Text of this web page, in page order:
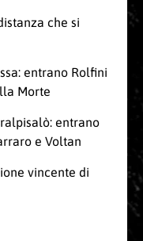
che si
entrano Rolfini
Morte
entrano
e Voltan
vincente di